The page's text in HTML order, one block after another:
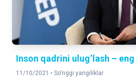
Inson qadrini ulug‘lash –
11/10/2021 • So'nggi yangiliklar